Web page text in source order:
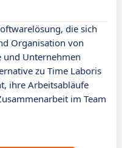
die sich
Organisation von
und Unternehmen
zu Time Laboris
ihre Arbeitsabläufe
im Team